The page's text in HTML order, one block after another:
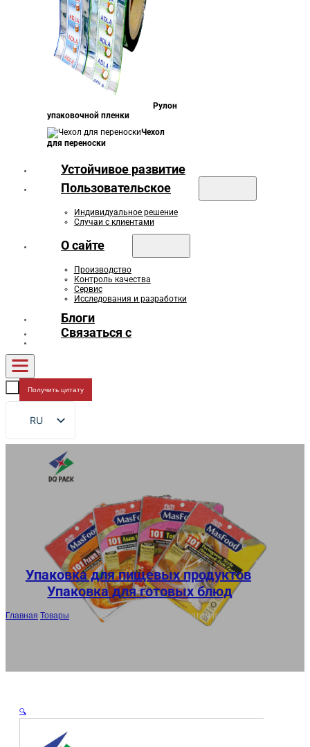
Рулон
упаковочной пленки
Чехол
для переноски
Устойчивое развитие
Пользовательское
Индивидуальное решение
Случаи с клиентами
О сайте
Производство
Контроль качества
Сервис
Исследования и разработки
Блоги
Связаться с
Получить цитату
RU
EN
Упаковка для пищевых продуктов,
Упаковка для готовых блюд
Главная Товары
Microwavable реторт пакеты оптом пищевой класс
стоять пакет для супа производитель
🔍